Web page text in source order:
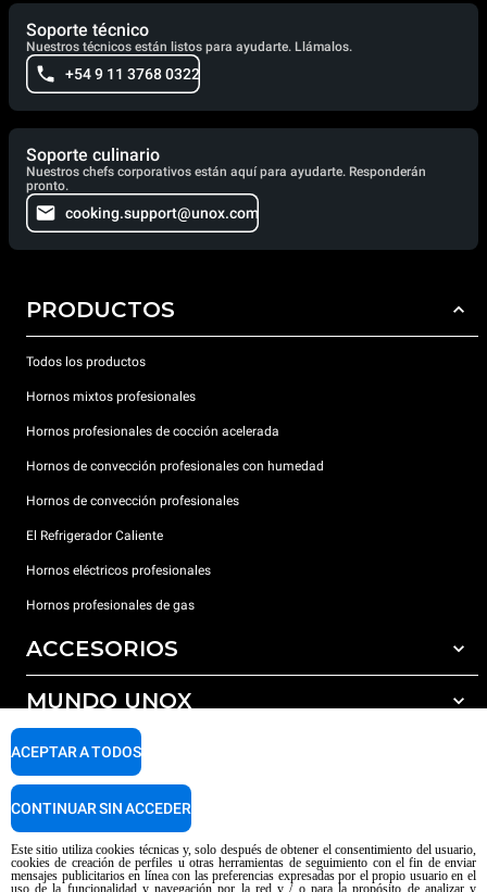
Soporte técnico
Nuestros técnicos están listos para ayudarte. Llámalos.
+54 9 11 3768 0322
Soporte culinario
Nuestros chefs corporativos están aquí para ayudarte. Responderán
pronto.
cooking.support@unox.com
PRODUCTOS
Todos los productos
Hornos mixtos profesionales
Hornos profesionales de cocción acelerada
Hornos de convección profesionales con humedad
Hornos de convección profesionales
El Refrigerador Caliente
Hornos eléctricos profesionales
Hornos profesionales de gas
ACCESORIOS
Todos los accesorios
Detergentes para lavado automático
Detergentes para lavado manual
Tratamiento de agua con filtros de resina
MUNDO UNOX
Nuestras sedes en el mundo
SOPORTE
Garantía Unox
Centros de servicio técnico
Este sitio utiliza cookies técnicas y, solo después de obtener el consentimiento del usuario,
cookies de creación de perfiles u otras herramientas de seguimiento con el fin de enviar
mensajes publicitarios en línea con las preferencias expresadas por el propio usuario en el
uso de la funcionalidad y navegación por la red y / o para la propósito de analizar y
ACEPTAR A TODOS
CONTINUAR SIN ACCEDER